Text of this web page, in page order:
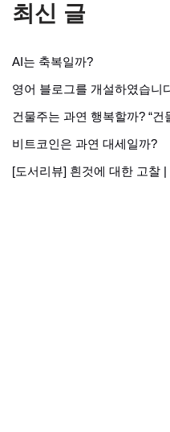
최신 글
AI는 축복일까?
영어 블로그를 개설하였습니
건물주는 과연 행복할까? “건
비트코인은 과연 대세일까?
[도서리뷰] 흰것에 대한 고찰 |